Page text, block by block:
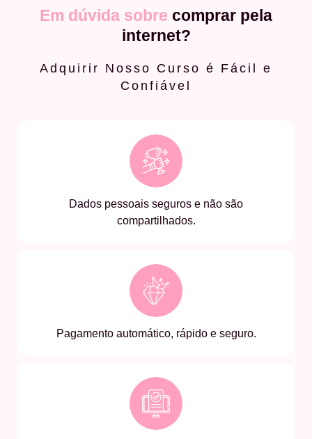
Em dúvida sobre comprar pela
internet?
Adquirir Nosso Curso é Fácil e
Confiável
Dados pessoais seguros e não são
compartilhados.
Pagamento automático, rápido e seguro.